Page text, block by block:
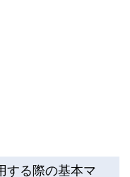
する際の基本マ